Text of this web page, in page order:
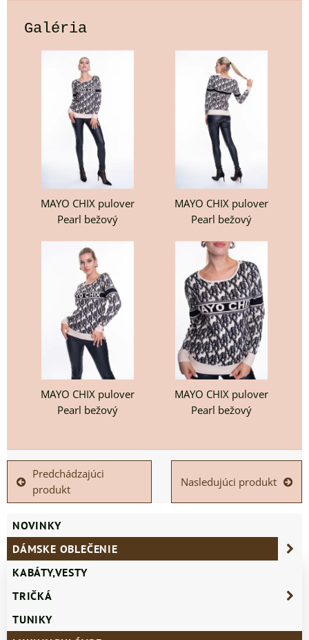
Galéria
MAYO CHIX pulover
Pearl bežový
MAYO CHIX pulover
Pearl bežový
MAYO CHIX pulover
Pearl bežový
MAYO CHIX pulover
Pearl bežový
Predchádzajúci
produkt
Nasledujúci produkt
NOVINKY
DÁMSKE OBLEČENIE
KABÁTY,VESTY
TRIČKÁ
TUNIKY